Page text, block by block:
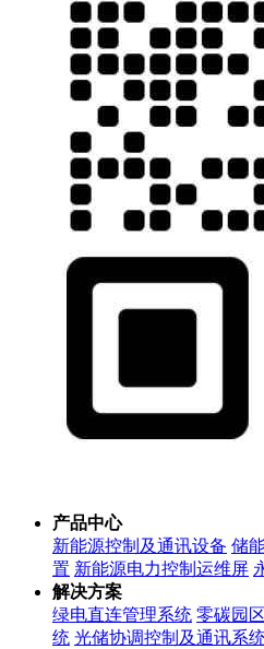
产品中心
新能源控制及通讯设备 储
置 新能源电力控制运维屏
解决方案
绿电直连管理系统 零碳园
统 光储协调控制及通讯系